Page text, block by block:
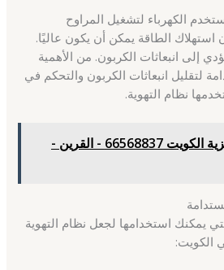
الكهرباء لتشغيل المراوح
استهلاك الطاقة يمكن أن يكون عاليًا.
إلى انبعاثات الكربون. من الأهمية
لتقليل انبعاثات الكربون والتحكم في
نظام التهوية.
تهوية مركزية الكويت 66568837 - القرين -
يمكنك استخدامها لجعل نظام التهوية
الكويت: